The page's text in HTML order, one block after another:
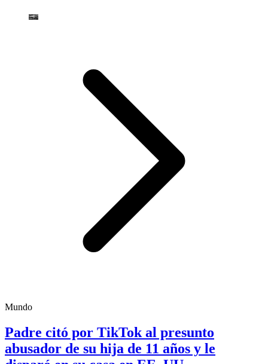
Mundo
Padre citó por TikTok al presunto
abusador de su hija de 11 años y le